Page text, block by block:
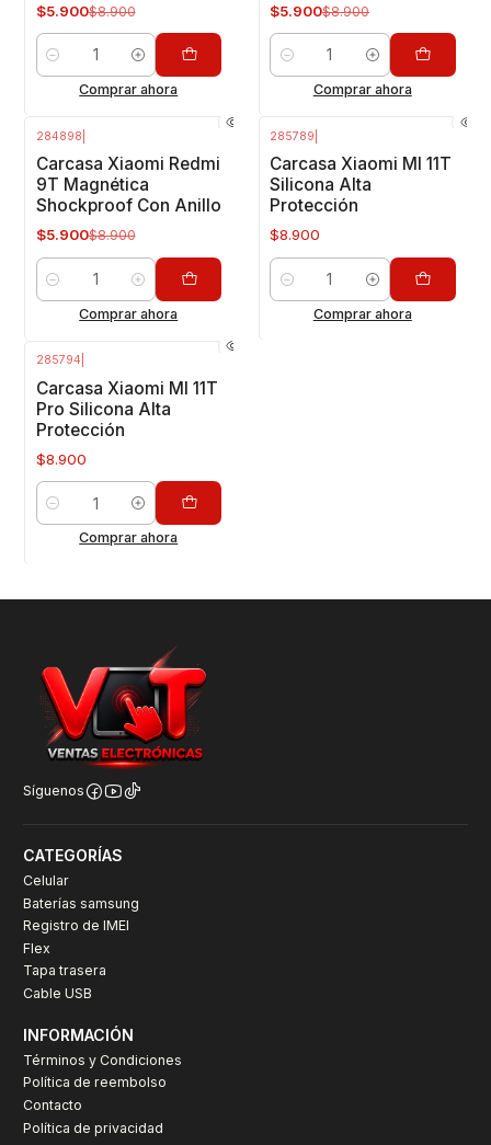
$5.900$8.900
Cantidad
Comprar ahora
$5.900$8.900
Cantidad
Comprar ahora
284898
Carcasa Xiaomi Redmi
9T Magnética
Shockproof Con Anillo
$5.900$8.900
Cantidad
Comprar ahora
285789
Carcasa Xiaomi MI 11T
Silicona Alta
Protección
$8.900
Cantidad
Comprar ahora
285794
Carcasa Xiaomi MI 11T
Pro Silicona Alta
Protección
$8.900
Cantidad
Comprar ahora
Síguenos
CATEGORÍAS
Celular
Baterías samsung
Registro de IMEI
Flex
Tapa trasera
Cable USB
INFORMACIÓN
Términos y Condiciones
Política de reembolso
Contacto
Política de privacidad